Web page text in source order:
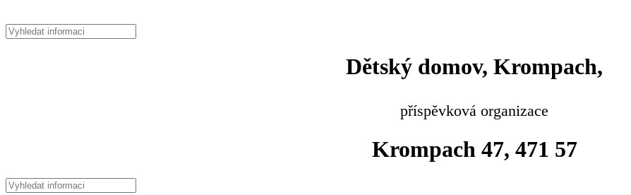
Dětský domov, Krompach,
příspěvková organizace
Krompach 47, 471 57